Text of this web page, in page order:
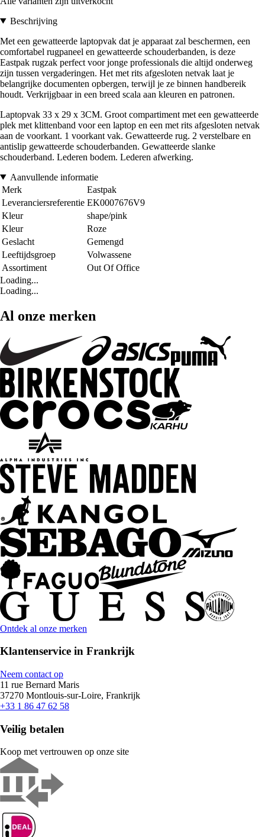
Beschrijving
Met een gewatteerde laptopvak dat je apparaat zal beschermen, een
comfortabel rugpaneel en gewatteerde schouderbanden, is deze
Eastpak rugzak perfect voor jonge professionals die altijd onderweg
zijn tussen vergaderingen. Het met rits afgesloten netvak laat je
belangrijke documenten opbergen, terwijl je ze binnen handbereik
houdt. Verkrijgbaar in een breed scala aan kleuren en patronen.
Laptopvak 33 x 29 x 3CM. Groot compartiment met een gewatteerde
plek met klittenband voor een laptop en een met rits afgesloten netvak
aan de voorkant. 1 voorkant vak. Gewatteerde rug. 2 verstelbare en
antislip gewatteerde schouderbanden. Gewatteerde slanke
schouderband. Lederen bodem. Lederen afwerking.
Aanvullende informatie
Merk
Eastpak
Leveranciersreferentie EK0007676V9
Kleur
shape/pink
Kleur
Roze
Geslacht
Gemengd
Leeftijdsgroep
Volwassene
Assortiment
Out Of Office
Loading...
Loading...
Al onze merken
Ontdek al onze merken
Klantenservice in Frankrijk
Neem contact op
11 rue Bernard Maris
37270 Montlouis-sur-Loire, Frankrijk
+33 1 86 47 62 58
Veilig betalen
Koop met vertrouwen op onze site